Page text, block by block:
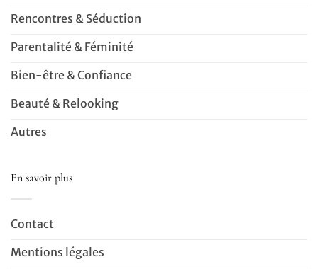
Rencontres & Séduction
Parentalité & Féminité
Bien-être & Confiance
Beauté & Relooking
Autres
En savoir plus
Contact
Mentions légales